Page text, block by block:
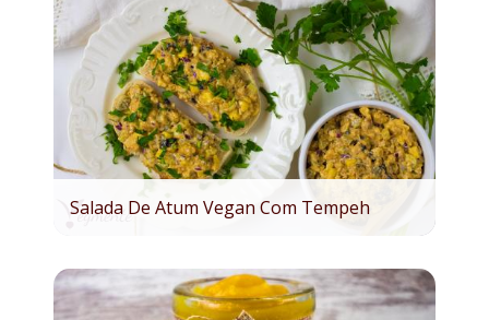
Salada De Atum Vegan Com Tempeh